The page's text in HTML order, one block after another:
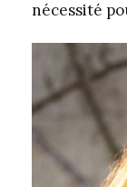
nécessité